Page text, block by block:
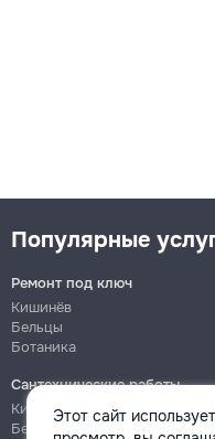
Этот сайт использует
Популярные
Ремонт под ключ
Кишинёв
Бельцы
Ботаника
Сантехнические работы
Кишинёв
Бельцы